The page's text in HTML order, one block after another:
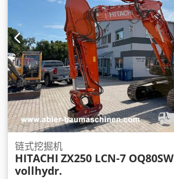
链式挖掘机
HITACHI ZX250 LCN-7 OQ80SW
vollhydr.